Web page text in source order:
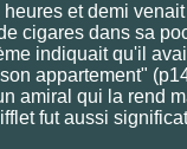
et demi
cigares dans sa
indiquait qu'il
appartement"
amiral qui la rend
fut aussi